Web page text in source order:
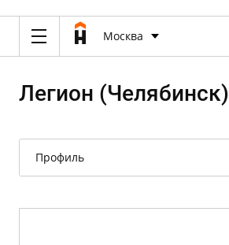
Москва
Легион (Челябинск)
Профиль